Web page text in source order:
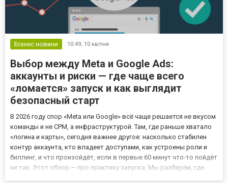
Бізнес новини 10:49, 10 квітня
Выбор между Meta и Google Ads:
аккаунты и риски — где чаще всего
«ломается» запуск и как выглядит
безопасный старт
В 2026 году спор «Meta или Google» всё чаще решается не вкусом
команды и не CPM, а инфраструктурой. Там, где раньше хватало
«логина и карты», сегодня важнее другое: насколько стабилен
контур аккаунта, кто владеет доступами, как устроены роли и
биллинг, и что произойдёт, если в первые 60 минут что-то пойдёт
не так. Этот обзор — про практику запуска. Мы разберём, где